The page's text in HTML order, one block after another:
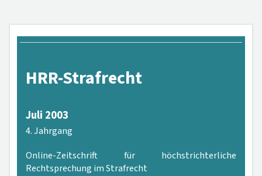
HRR-Strafrecht
Juli 2003
4. Jahrgang
Online-Zeitschrift für höchstrichterliche
Rechtsprechung im Strafrecht